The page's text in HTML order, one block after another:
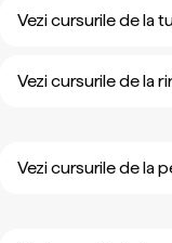
Vezi cursurile de la
Vezi cursurile de la
Vezi cursurile de la